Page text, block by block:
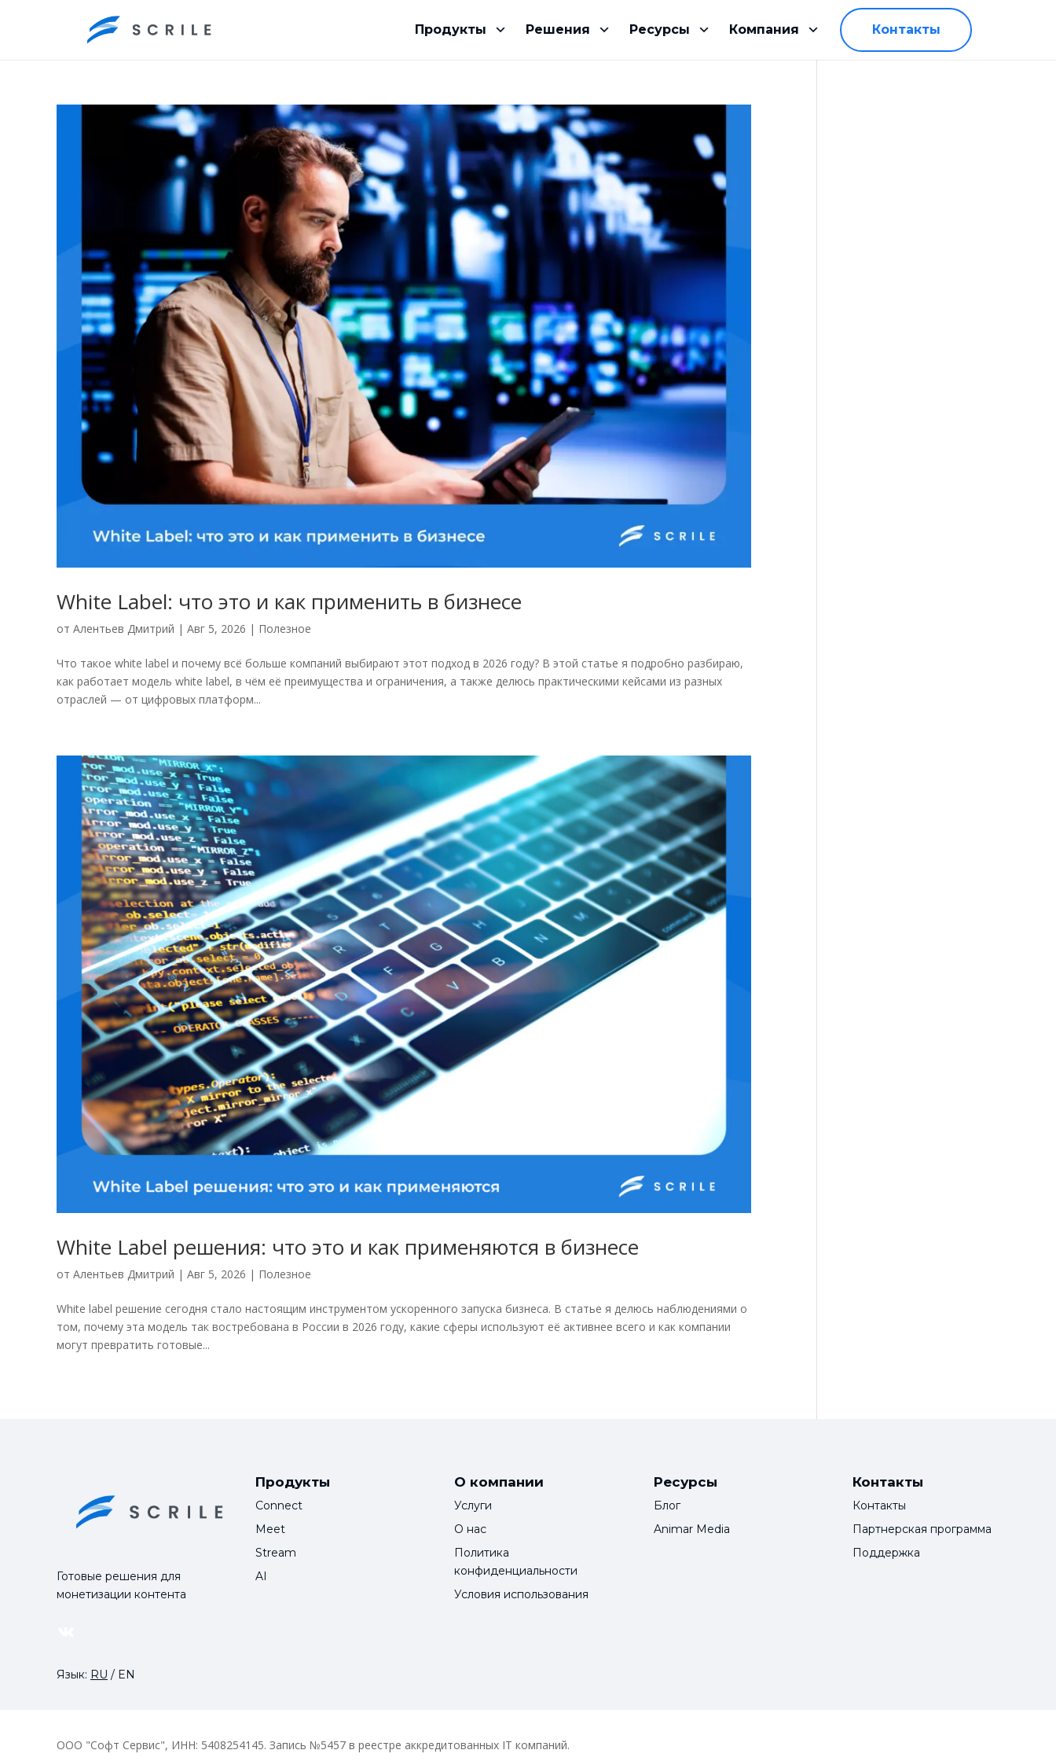
Продукты Решения Ресурсы Компания Контакты
White Label: что это и как применить в бизнесе
от Алентьев Дмитрий | Авг 5, 2026 | Полезное
Что такое white label и почему всё больше компаний выбирают этот подход в 2026 году? В этой статье я подробно разбираю,
как работает модель white label, в чём её преимущества и ограничения, а также делюсь практическими кейсами из разных
отраслей — от цифровых платформ...
White Label решения: что это и как применяются в бизнесе
от Алентьев Дмитрий | Авг 5, 2026 | Полезное
White label решение сегодня стало настоящим инструментом ускоренного запуска бизнеса. В статье я делюсь наблюдениями о
том, почему эта модель так востребована в России в 2026 году, какие сферы используют её активнее всего и как компании
могут превратить готовые...
Готовые решения для
монетизации контента
Язык: RU / EN
Продукты
Connect
Meet
Stream
AI
О компании
Услуги
О нас
Политика
конфиденциальности
Условия использования
Ресурсы
Блог
Animar Media
Контакты
Контакты
Партнерская программа
Поддержка
ООО "Софт Сервис", ИНН: 5408254145. Запись №5457 в реестре аккредитованных IT компаний.